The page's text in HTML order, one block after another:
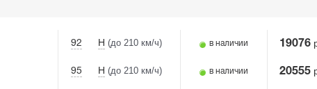
92 H (до 210 км/ч) в наличии 19076
95 H (до 210 км/ч) в наличии 20555